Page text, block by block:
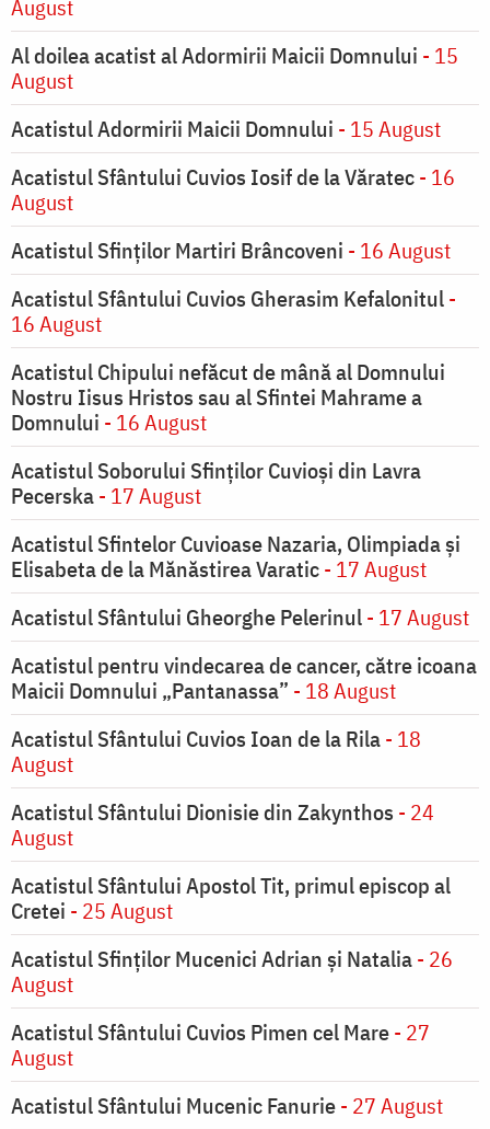
August
Al doilea acatist al Adormirii Maicii Domnului - 15
August
Acatistul Adormirii Maicii Domnului - 15 August
Acatistul Sfântului Cuvios Iosif de la Văratec- 16
August
Acatistul Sfinților Martiri Brâncoveni - 16 August
Acatistul Sfântului Cuvios Gherasim Kefalonitul-
16 August
Acatistul Chipului nefăcut de mână al Domnului
Nostru Iisus Hristos sau al Sfintei Mahrame a
Domnului - 16 August
Acatistul Soborului Sfinților Cuvioși din Lavra
Pecerska- 17 August
Acatistul Sfintelor Cuvioase Nazaria, Olimpiada și
Elisabeta de la Mănăstirea Varatic- 17 August
Acatistul Sfântului Gheorghe Pelerinul- 17 August
Acatistul pentru vindecarea de cancer, către icoana
Maicii Domnului „Pantanassa” - 18 August
Acatistul Sfântului Cuvios Ioan de la Rila- 18
August
Acatistul Sfântului Dionisie din Zakynthos - 24
August
Acatistul Sfântului Apostol Tit, primul episcop al
Cretei - 25 August
Acatistul Sfinților Mucenici Adrian și Natalia- 26
August
Acatistul Sfântului Cuvios Pimen cel Mare- 27
August
Acatistul Sfântului Mucenic Fanurie- 27 August